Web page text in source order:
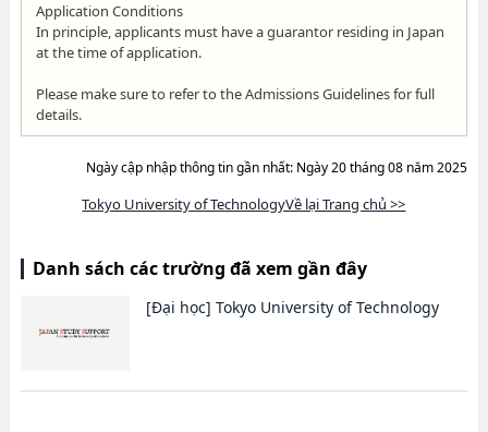
Application Conditions
In principle, applicants must have a guarantor residing in Japan
at the time of application.
Please make sure to refer to the Admissions Guidelines for full
details.
Ngày cập nhập thông tin gần nhất: Ngày 20 tháng 08 năm 2025
Tokyo University of TechnologyVề lại Trang chủ >>
Danh sách các trường đã xem gần đây
[Đại học] Tokyo University of Technology